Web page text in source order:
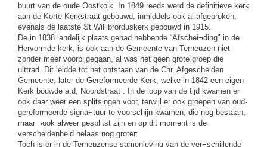
buurt van de oude Oostkolk. In 1849 reeds werd de definitieve kerk
aan de Korte Kerkstraat gebouwd, inmiddels ook al afgebroken,
evenals de laatste St.Willibrorduskerk gebouwd in 1915.
De in 1838 landelijk plaats gehad hebbende “Afschei¬ding" in de
Hervormde kerk, is ook aan de Gemeente van Terneuzen niet
zonder meer voorbijgegaan, al was het geen grote groep die
uittrad. Dit leidde tot het ontstaan van de Chr. Afgescheiden
Gemeente, later de Gereformeerde Kerk, welke in 1842 een eigen
Kerk bouwde a.d, Noordstraat . In de loop van de tijd kwamen er
ook daar weer een splitsingen voor, terwijl er ook groepen van oud-
gereformeerde signa¬tuur te voorschijn kwamen, die nog bestaan,
maar ¬ook alweer gesplitst zijn en op dit moment is de
verscheidenheid helaas nog groter:
Toch is er in de Terneuzense samenleving van de ver¬schillende